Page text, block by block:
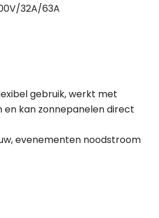
32A/63A
gebruik, werkt met
kan zonnepanelen direct
evenementen noodstroom